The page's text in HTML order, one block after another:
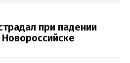
при падении